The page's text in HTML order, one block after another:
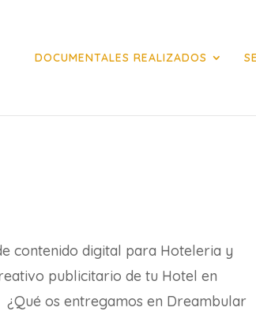
DOCUMENTALES REALIZADOS
contenido digital para Hoteleria y
publicitario de tu Hotel en
os entregamos en Dreambular